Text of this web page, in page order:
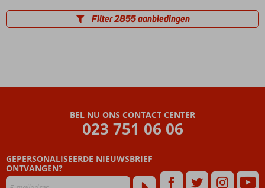
Filter 2855 aanbiedingen
BEL NU ONS CONTACT CENTER
023 751 06 06
GEPERSONALISEERDE NIEUWSBRIEF
ONTVANGEN?